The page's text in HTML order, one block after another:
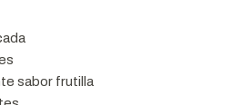
sabor frutilla